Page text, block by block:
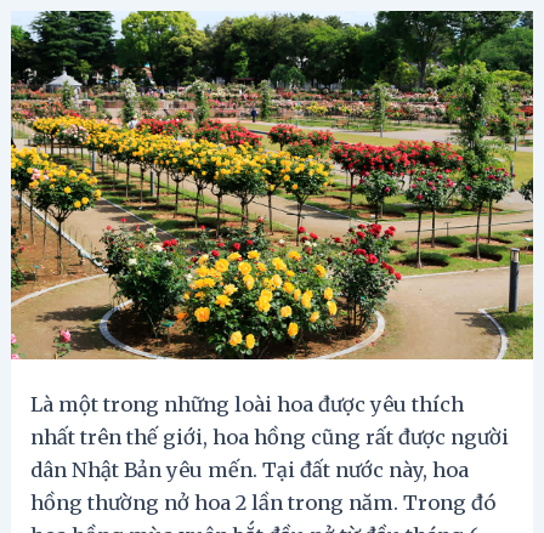
Là một trong những loài hoa được yêu thích
nhất trên thế giới, hoa hồng cũng rất được người
dân Nhật Bản yêu mến. Tại đất nước này, hoa
hồng thường nở hoa 2 lần trong năm. Trong đó